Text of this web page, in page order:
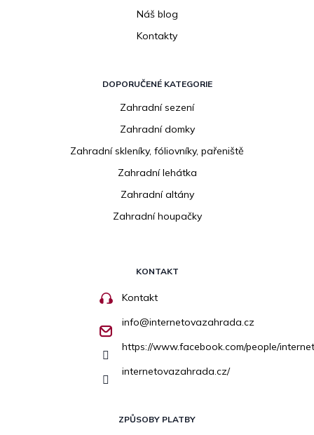
Náš blog
Kontakty
DOPORUČENÉ KATEGORIE
Zahradní sezení
Zahradní domky
Zahradní skleníky, fóliovníky, pařeniště
Zahradní lehátka
Zahradní altány
Zahradní houpačky
KONTAKT
Kontakt
info@internetovazahrada.cz
https://www.facebook.com/people/
internetovazahrada.cz/
ZPŮSOBY PLATBY